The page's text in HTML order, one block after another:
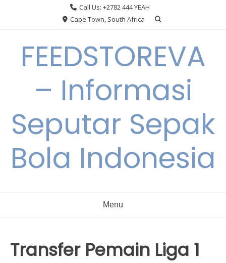
Call Us: +2782 444 YEAH
Cape Town, South Africa
FEEDSTOREVA
– Informasi
Seputar Sepak
Bola Indonesia
Menu
Transfer Pemain Liga 1